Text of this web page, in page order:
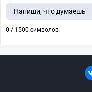
Напиши, что думаешь
0 / 1500 символов